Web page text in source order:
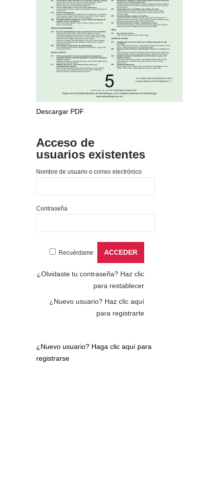
Descargar PDF
Acceso de
usuarios existentes
Nombre de usuario o correo electrónico
Contraseña
Recuérdame
¿Olvidaste tu contraseña? Haz clic
para restablecer
¿Nuevo usuario? Haz clic aquí
para registrarte
¿Nuevo usuario? Haga clic aquí para
registrarse